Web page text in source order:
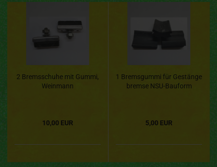
2 Bremsschuhe mit Gummi,
Weinmann
10,00 EUR
1 Bremsgummi für Gestänge
bremse NSU-Bauform
5,00 EUR